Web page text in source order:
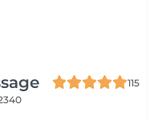
115